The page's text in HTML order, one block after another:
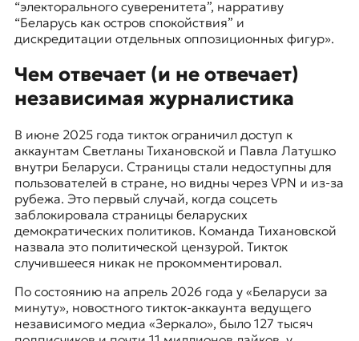
“электорального суверенитета”, нарративу
“Беларусь как остров спокойствия” и
дискредитации отдельных оппозиционных фигур».
Чем отвечает (и не отвечает)
независимая журналистика
В июне 2025 года тикток ограничил доступ к
аккаунтам Светланы Тихановской и Павла Латушко
внутри Беларуси. Страницы стали недоступны для
пользователей в стране, но видны через VPN и из-за
рубежа. Это первый случай, когда соцсеть
заблокировала страницы беларуских
демократических политиков. Команда Тихановской
назвала это политической цензурой. Тикток
случившееся никак не прокомментировал.
По состоянию на апрель 2026 года у «Беларуси за
минуту», новостного тикток-аккаунта ведущего
независимого медиа «Зеркало», было 127 тысяч